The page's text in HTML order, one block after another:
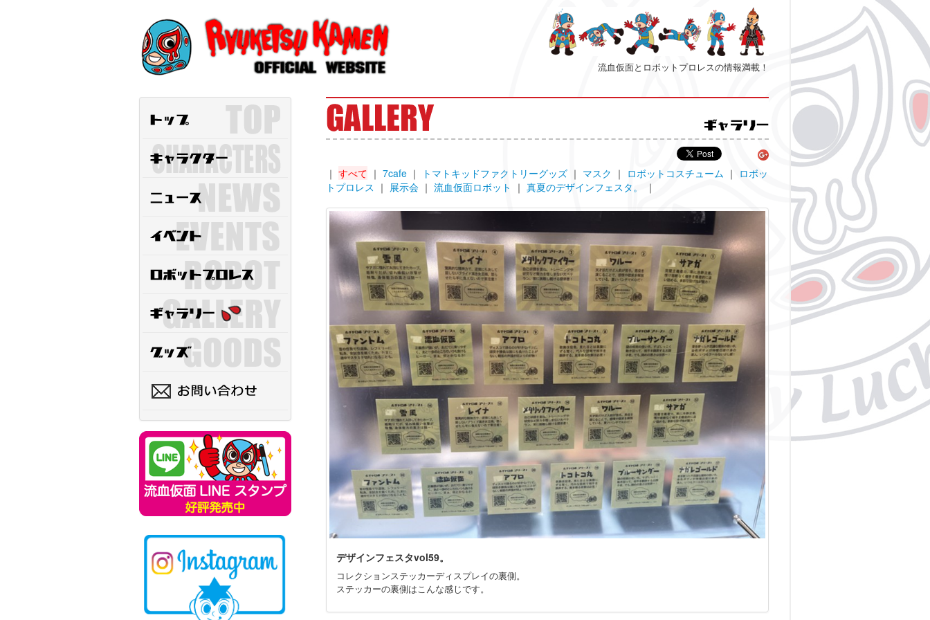
流血仮面とロボットプロレスの情報満載！
｜ すべて ｜ 7cafe ｜ トマトキッドファクトリーグッズ ｜ マスク ｜ ロボットコスチューム ｜ ロボッ
トプロレス ｜ 展示会 ｜ 流血仮面ロボット ｜ 真夏のデザインフェスタ。 ｜
デザインフェスタvol59。
コレクションステッカーディスプレイの裏側。
ステッカーの裏側はこんな感じです。